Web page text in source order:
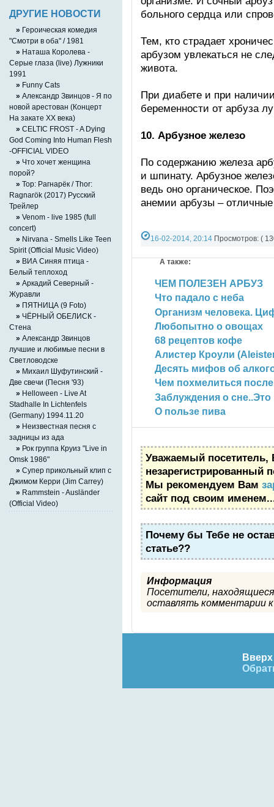
больного сердца или
Тем, кто страдает
арбузом увлекаться не
живота.
При диабете и при
беременности от арбуза
10. Арбузное железо
По содержанию железа
и шпинату. Арбузное
ведь оно органическое.
анемии арбузы –
16-02-2014, 20:14 Просмотров: (
А также:
ЧЕМ ПОЛЕЗЕН АРБУЗ
Что падало с неба
Организм человека.
Любопытно о овощах
68 рецептов кофе
Алистер Кроули
Десять мифов об
Чем похмелиться
Заблуждения о сне..Это
О пользе пива
Уважаемый посетитель,
незарегистрированный
Мы рекомендуем Вам
сайт под своим
Почему бы Тебе не
статье??
Информация
Посетители,
оставлять комментарии к
ДРУГИЕ НОВОСТИ
» Героическая комедия
"Смотри в оба" / 1981
» Наташа Королева -
Серые глаза (live) Лужники
1991
» Funny Cats
» Александр Звинцов - Я по
новой арестован (Концерт
На закате XX века)
» CELTIC FROST - A Dying
God Coming Into Human Flesh
-OFFICIAL VIDEO
» Что хочет женщина
порой?
» Тор: Рагнарёк / Thor:
Ragnarök (2017) Русский
Трейлер
» Venom - live 1985 (full
concert)
» Nirvana - Smells Like Teen
Spirit (Official Music Video)
» ВИА Синяя птица -
Белый теплоход
» Аркадий Северный -
Журавли
» ПЯТНИЦА (9 Foto)
» ЧЁРНЫЙ ОБЕЛИСК -
Стена
» Александр Звинцов
лучшие и любимые песни в
Светловодске
» Михаил Шуфутинский -
Две свечи (Песня '93)
» Helloween - Live At
Stadhalle In Lichtenfels
(Germany) 1994.11.20
» Неизвестная песня с
задницы из ада
» Рок группа Круиз "Live in
Omsk 1986"
» Супер прикольный клип с
Джимом Керри (Jim Carrey)
» Rammstein - Ausländer
(Official Video)
Вверх